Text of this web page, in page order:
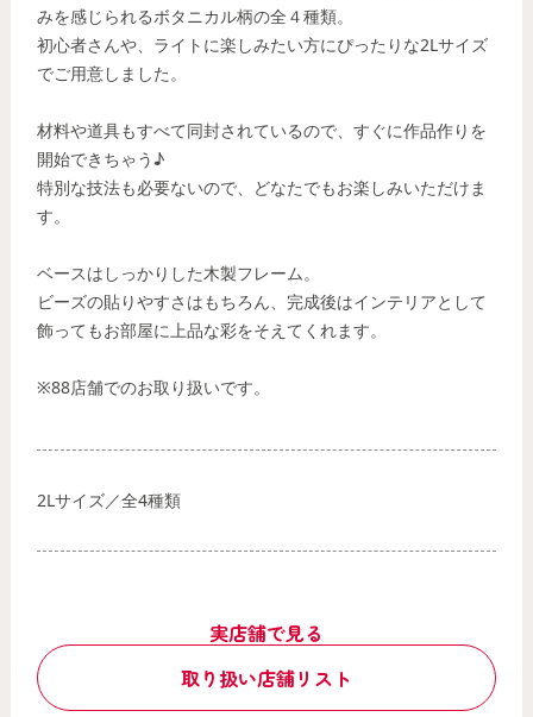
みを感じられるボタニカル柄の全４種類。
初心者さんや、ライトに楽しみたい方にぴったりな2Lサイズ
でご用意しました。
材料や道具もすべて同封されているので、すぐに作品作りを
開始できちゃう♪
特別な技法も必要ないので、どなたでもお楽しみいただけま
す。
ベースはしっかりした木製フレーム。
ビーズの貼りやすさはもちろん、完成後はインテリアとして
飾ってもお部屋に上品な彩をそえてくれます。
※88店舗でのお取り扱いです。
2Lサイズ／全4種類
実店舗で見る
取り扱い店舗リスト